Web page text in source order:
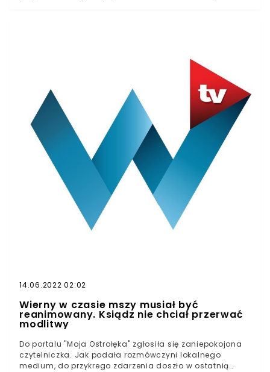
blogu. Tekst zatytułował, stawiając ważną dla siebie
tezę. Według kapłana "pazerność i znieczulica" ze strony
zagrożenie dla Kościoła katolickiego, niż "ataki
lewaków".Już w pierwszym akapicie ksiądz wyjaśnił, że
chodzi o pogrzeb mężczyzny z niepełnosprawnością
znaczną, który - jak podaje autor publikacji -
"praktycznie od dzieciństwa tułał się po różnych
miejscach".
14.06.2022 02:02
Wierny w czasie mszy musiał być
reanimowany. Ksiądz nie chciał przerwać
modlitwy
Do portalu "Moja Ostrołęka" zgłosiła się zaniepokojona
czytelniczka. Jak podała rozmówczyni lokalnego
medium, do przykrego zdarzenia doszło w ostatnią